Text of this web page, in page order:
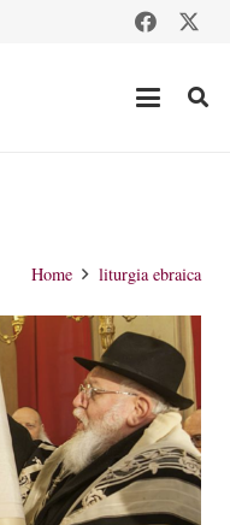
Home liturgia ebraica